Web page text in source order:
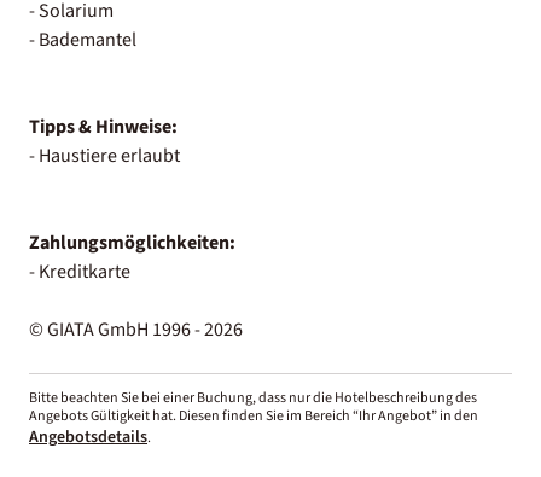
- Solarium
- Bademantel
Tipps & Hinweise:
- Haustiere erlaubt
Zahlungsmöglichkeiten:
- Kreditkarte
© GIATA GmbH 1996 - 2026
Bitte beachten Sie bei einer Buchung, dass nur die Hotelbeschreibung des
Angebots Gültigkeit hat. Diesen finden Sie im Bereich “Ihr Angebot” in den
Angebotsdetails.